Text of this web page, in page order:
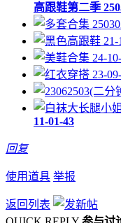
高跟鞋第二季
11-01-43
回复
使用道具 举报
返回列表